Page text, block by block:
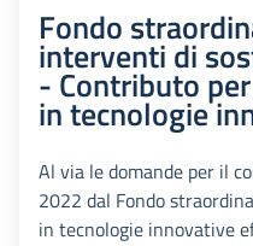
Fondo
interventi di
- Contributo
in tecnologie
Al via le domande per il
2022 dal Fondo
in tecnologie innovative